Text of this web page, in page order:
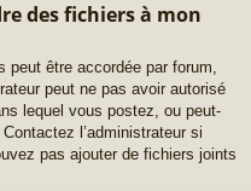
des fichiers à mon
peut être accordée par forum,
peut ne pas avoir autorisé
lequel vous postez, ou peut-
l’administrateur si
pas ajouter de fichiers joints